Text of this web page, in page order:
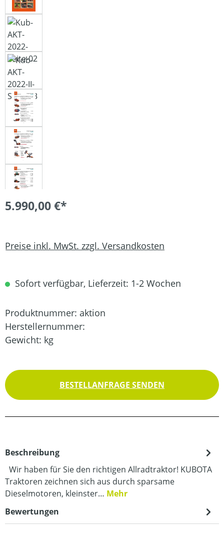
5.990,00 €*
Preise inkl. MwSt. zzgl. Versandkosten
Sofort verfügbar, Lieferzeit: 1-2 Wochen
Produktnummer: aktion
Herstellernummer:
Gewicht: kg
BESTELLANFRAGE SENDEN
Beschreibung
Wir haben für Sie den richtigen Allradtraktor! KUBOTA
Traktoren zeichnen sich aus durch sparsame
Dieselmotoren, kleinster… Mehr
Bewertungen